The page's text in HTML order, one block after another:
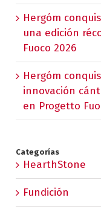
Hergóm
una edición
Fuoco 2026
Hergóm
innovación
en Progetto
Categorías
HearthStone
Fundición